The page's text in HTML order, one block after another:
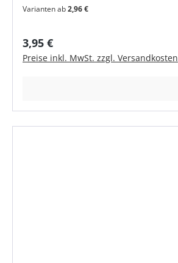
Varianten ab2,96 €
Regulärer Preis:
3,95 €
Preise inkl. MwSt. zzgl. Versandkosten